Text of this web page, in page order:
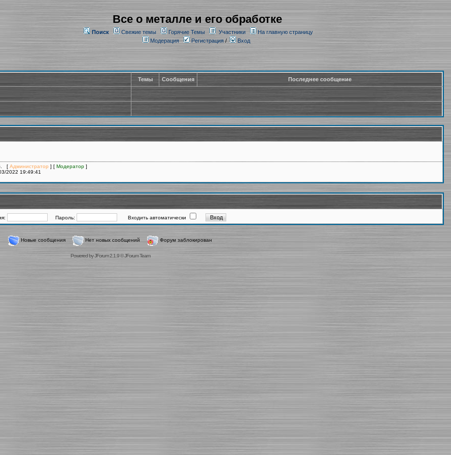
Все о металле и его обработке
Поиск Свежие темы Горячие Темы Участники
На главную страницу
Модерация
Регистрация/ Вход
Темы Сообщения Последнее сообщение
[ Администратор ] [ Модератор ]
2022 19:49:41
Пароль: Входить автоматически
Новые сообщения Нет новых сообщений Форум заблокирован
Powered byJForum 2.1.9©JForum Team